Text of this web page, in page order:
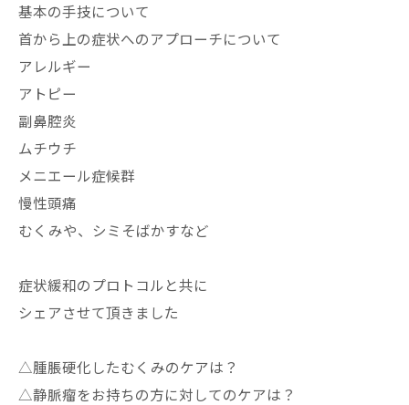
基本の手技について
首から上の症状へのアプローチについて
アレルギー
アトピー
副鼻腔炎
ムチウチ
メニエール症候群
慢性頭痛
むくみや、シミそばかすなど
症状緩和のプロトコルと共に
シェアさせて頂きました
△腫脹硬化したむくみのケアは？
△静脈瘤をお持ちの方に対してのケアは？